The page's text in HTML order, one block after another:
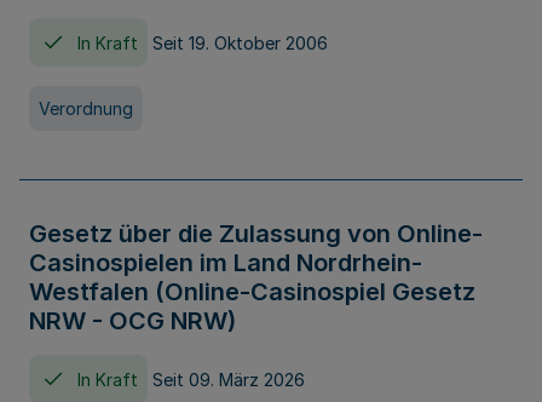
In Kraft Seit 19. Oktober 2006
Verordnung
Gesetz über die Zulassung von Online-
Casinospielen im Land Nordrhein-
Westfalen (Online-Casinospiel Gesetz
NRW - OCG NRW)
In Kraft Seit 09. März 2026